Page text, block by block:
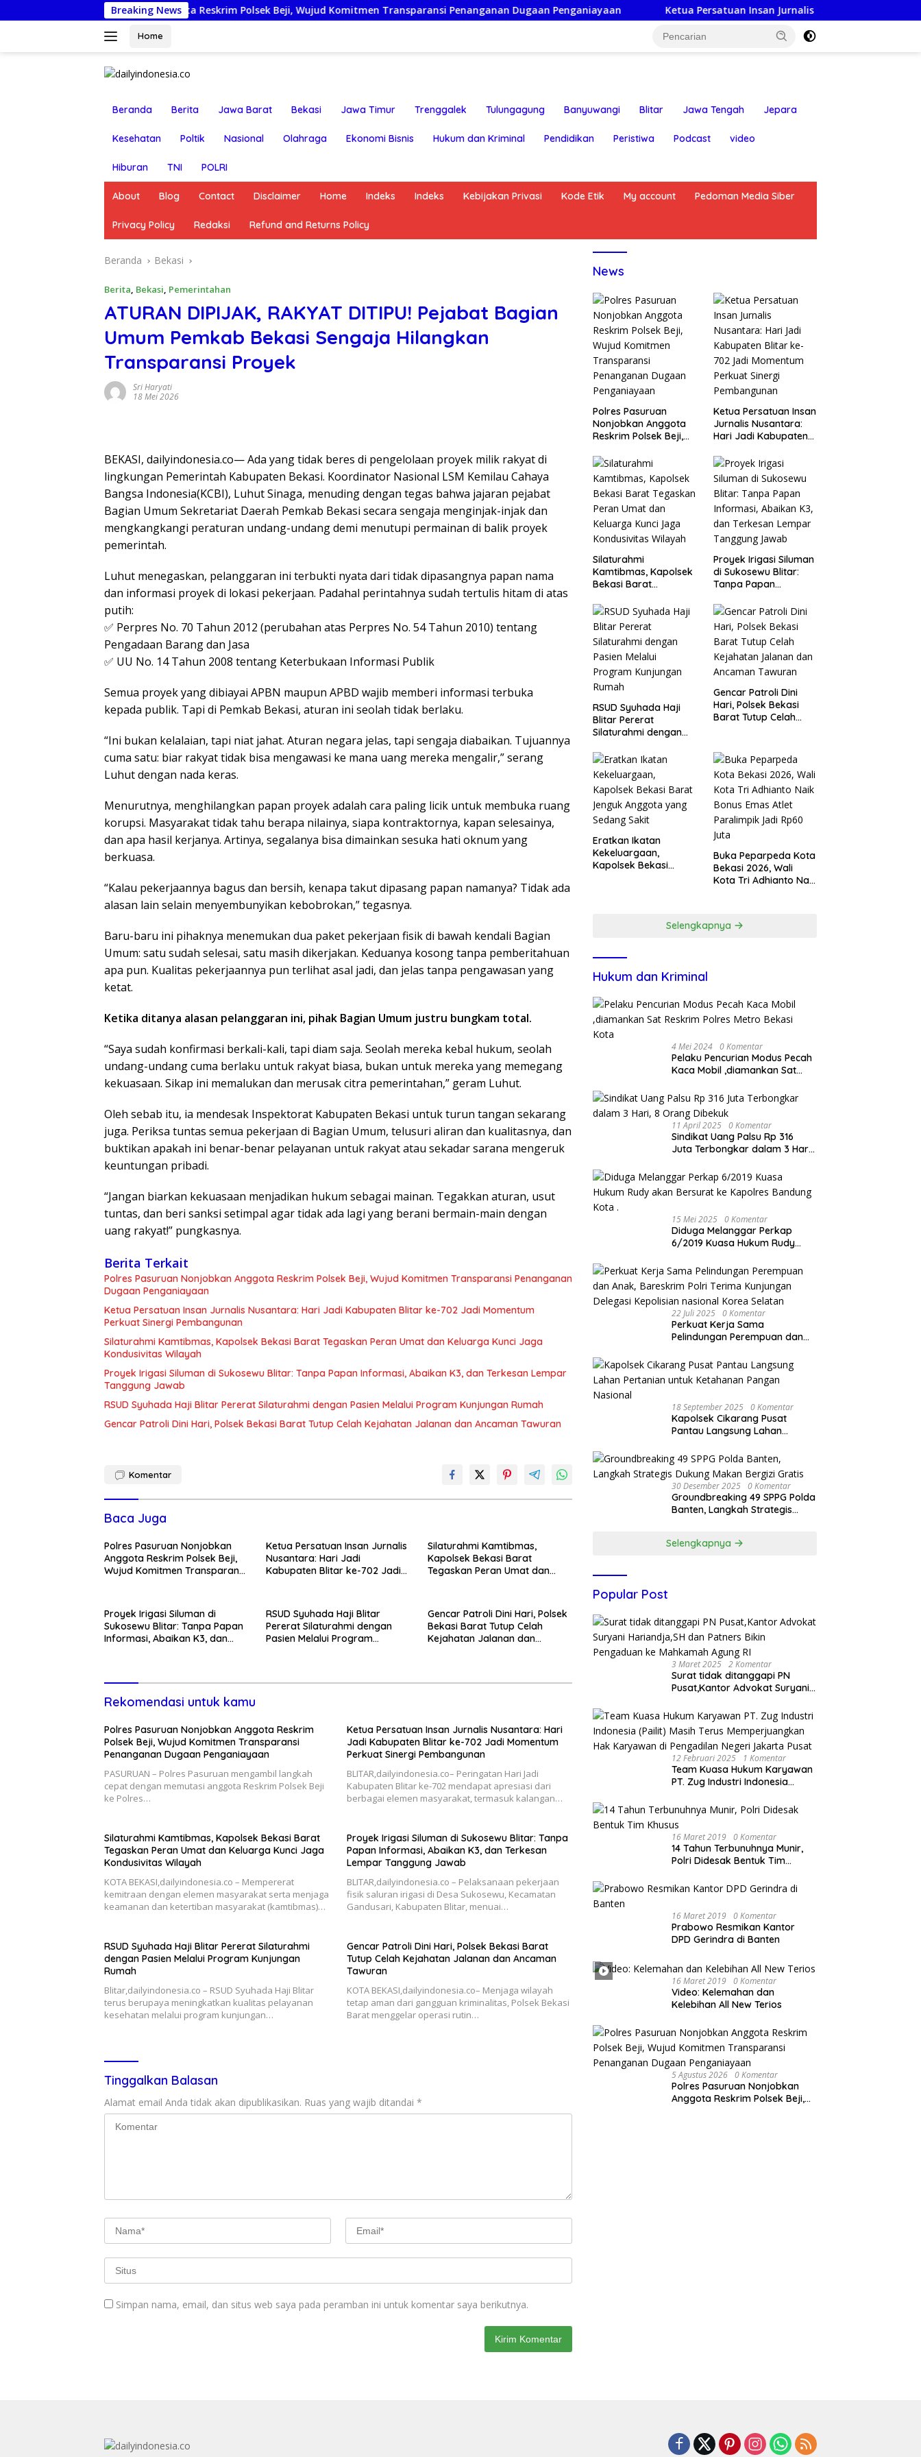
ke
Breaking News
Nonjobkan Anggota Reskrim Polsek Beji, Wujud Komitmen Transparansi Penanganan Dugaan Penganiayaan Ketua Persatuan Insan Jurnalis Nusantara: Hari Jadi Kabupaten
Home
Beranda Berita Jawa Barat Bekasi Jawa Timur Trenggalek Tulungagung Banyuwangi Blitar Jawa Tengah Jepara
Kesehatan Poltik Nasional Olahraga Ekonomi Bisnis Hukum dan Kriminal Pendidikan Peristiwa Podcast video
Hiburan TNI POLRI
About Blog Contact Disclaimer Home Indeks Indeks Kebijakan Privasi Kode Etik My account Pedoman Media Siber
Privacy Policy Redaksi Refund and Returns Policy
Beranda Bekasi
Berita, Bekasi, Pemerintahan
ATURAN DIPIJAK, RAKYAT DITIPU! Pejabat Bagian
Umum Pemkab Bekasi Sengaja Hilangkan
Transparansi Proyek
Sri Haryati
18 Mei 2026
BEKASI, dailyindonesia.co— Ada yang tidak beres di pengelolaan proyek milik rakyat di
lingkungan Pemerintah Kabupaten Bekasi. Koordinator Nasional LSM Kemilau Cahaya
Bangsa Indonesia(KCBI), Luhut Sinaga, menuding dengan tegas bahwa jajaran pejabat
Bagian Umum Sekretariat Daerah Pemkab Bekasi secara sengaja menginjak-injak dan
mengkangkangi peraturan undang-undang demi menutupi permainan di balik proyek
pemerintah.
Luhut menegaskan, pelanggaran ini terbukti nyata dari tidak dipasangnya papan nama
dan informasi proyek di lokasi pekerjaan. Padahal perintahnya sudah tertulis hitam di atas
putih:
✅ Perpres No. 70 Tahun 2012 (perubahan atas Perpres No. 54 Tahun 2010) tentang
Pengadaan Barang dan Jasa
✅ UU No. 14 Tahun 2008 tentang Keterbukaan Informasi Publik
Semua proyek yang dibiayai APBN maupun APBD wajib memberi informasi terbuka
kepada publik. Tapi di Pemkab Bekasi, aturan ini seolah tidak berlaku.
“Ini bukan kelalaian, tapi niat jahat. Aturan negara jelas, tapi sengaja diabaikan. Tujuannya
cuma satu: biar rakyat tidak bisa mengawasi ke mana uang mereka mengalir,” serang
Luhut dengan nada keras.
Menurutnya, menghilangkan papan proyek adalah cara paling licik untuk membuka ruang
korupsi. Masyarakat tidak tahu berapa nilainya, siapa kontraktornya, kapan selesainya,
dan apa hasil kerjanya. Artinya, segalanya bisa dimainkan sesuka hati oknum yang
berkuasa.
“Kalau pekerjaannya bagus dan bersih, kenapa takut dipasang papan namanya? Tidak ada
alasan lain selain menyembunyikan kebobrokan,” tegasnya.
Baru-baru ini pihaknya menemukan dua paket pekerjaan fisik di bawah kendali Bagian
Umum: satu sudah selesai, satu masih dikerjakan. Keduanya kosong tanpa pemberitahuan
apa pun. Kualitas pekerjaannya pun terlihat asal jadi, dan jelas tanpa pengawasan yang
ketat.
Ketika ditanya alasan pelanggaran ini, pihak Bagian Umum justru bungkam total.
“Saya sudah konfirmasi berkali-kali, tapi diam saja. Seolah mereka kebal hukum, seolah
undang-undang cuma berlaku untuk rakyat biasa, bukan untuk mereka yang memegang
kekuasaan. Sikap ini memalukan dan merusak citra pemerintahan,” geram Luhut.
Oleh sebab itu, ia mendesak Inspektorat Kabupaten Bekasi untuk turun tangan sekarang
juga. Periksa tuntas semua pekerjaan di Bagian Umum, telusuri aliran dan kualitasnya, dan
buktikan apakah ini benar-benar pelayanan untuk rakyat atau sekadar sarana mengeruk
keuntungan pribadi.
“Jangan biarkan kekuasaan menjadikan hukum sebagai mainan. Tegakkan aturan, usut
tuntas, dan beri sanksi setimpal agar tidak ada lagi yang berani bermain-main dengan
uang rakyat!” pungkasnya.
Berita Terkait
Polres Pasuruan Nonjobkan Anggota Reskrim Polsek Beji, Wujud Komitmen Transparansi Penanganan
Dugaan Penganiayaan
Ketua Persatuan Insan Jurnalis Nusantara: Hari Jadi Kabupaten Blitar ke-702 Jadi Momentum
Perkuat Sinergi Pembangunan
Silaturahmi Kamtibmas, Kapolsek Bekasi Barat Tegaskan Peran Umat dan Keluarga Kunci Jaga
Kondusivitas Wilayah
Proyek Irigasi Siluman di Sukosewu Blitar: Tanpa Papan Informasi, Abaikan K3, dan Terkesan Lempar
Tanggung Jawab
RSUD Syuhada Haji Blitar Pererat Silaturahmi dengan Pasien Melalui Program Kunjungan Rumah
Gencar Patroli Dini Hari, Polsek Bekasi Barat Tutup Celah Kejahatan Jalanan dan Ancaman Tawuran
Komentar
Baca Juga
Polres Pasuruan Nonjobkan
Anggota Reskrim Polsek Beji,
Wujud Komitmen Transparansi
Ketua Persatuan Insan Jurnalis
Nusantara: Hari Jadi
Kabupaten Blitar ke-702 Jadi
Silaturahmi Kamtibmas,
Kapolsek Bekasi Barat
Tegaskan Peran Umat dan
Proyek Irigasi Siluman di
Sukosewu Blitar: Tanpa Papan
Informasi, Abaikan K3, dan
RSUD Syuhada Haji Blitar
Pererat Silaturahmi dengan
Pasien Melalui Program
Gencar Patroli Dini Hari, Polsek
Bekasi Barat Tutup Celah
Kejahatan Jalanan dan
Rekomendasi untuk kamu
Polres Pasuruan Nonjobkan Anggota Reskrim
Polsek Beji, Wujud Komitmen Transparansi
Penanganan Dugaan Penganiayaan
PASURUAN – Polres Pasuruan mengambil langkah
cepat dengan memutasi anggota Reskrim Polsek Beji
ke Polres…
Ketua Persatuan Insan Jurnalis Nusantara: Hari
Jadi Kabupaten Blitar ke-702 Jadi Momentum
Perkuat Sinergi Pembangunan
BLITAR,dailyindonesia.co– Peringatan Hari Jadi
Kabupaten Blitar ke-702 mendapat apresiasi dari
berbagai elemen masyarakat, termasuk kalangan…
Silaturahmi Kamtibmas, Kapolsek Bekasi Barat
Tegaskan Peran Umat dan Keluarga Kunci Jaga
Kondusivitas Wilayah
KOTA BEKASI,dailyindonesia.co – Mempererat
kemitraan dengan elemen masyarakat serta menjaga
keamanan dan ketertiban masyarakat (kamtibmas)…
Proyek Irigasi Siluman di Sukosewu Blitar: Tanpa
Papan Informasi, Abaikan K3, dan Terkesan
Lempar Tanggung Jawab
BLITAR,dailyindonesia.co – Pelaksanaan pekerjaan
fisik saluran irigasi di Desa Sukosewu, Kecamatan
Gandusari, Kabupaten Blitar, menuai…
RSUD Syuhada Haji Blitar Pererat Silaturahmi
dengan Pasien Melalui Program Kunjungan
Rumah
Blitar,dailyindonesia.co – RSUD Syuhada Haji Blitar
terus berupaya meningkatkan kualitas pelayanan
kesehatan melalui program kunjungan…
Gencar Patroli Dini Hari, Polsek Bekasi Barat
Tutup Celah Kejahatan Jalanan dan Ancaman
Tawuran
KOTA BEKASI,dailyindonesia.co– Menjaga wilayah
tetap aman dari gangguan kriminalitas, Polsek Bekasi
Barat menggelar operasi rutin…
Tinggalkan Balasan
Alamat email Anda tidak akan dipublikasikan. Ruas yang wajib ditandai *
Simpan nama, email, dan situs web saya pada peramban ini untuk komentar saya berikutnya.
News
Polres Pasuruan
Nonjobkan Anggota
Reskrim Polsek Beji,
Transparansi
Penanganan Dugaan
Penganiayaan
Ketua Persatuan Insan
Jurnalis Nusantara:
Hari Jadi Kabupaten
Momentum Perkuat
Sinergi Pembangunan
Silaturahmi
Kamtibmas, Kapolsek
Bekasi Barat
dan Keluarga Kunci
Jaga Kondusivitas
Wilayah
Proyek Irigasi Siluman
di Sukosewu Blitar:
Tanpa Papan
dan Terkesan Lempar
Tanggung Jawab
RSUD Syuhada Haji
Blitar Pererat
Silaturahmi dengan
Program Kunjungan
Rumah
Gencar Patroli Dini
Hari, Polsek Bekasi
Barat Tutup Celah
Tawuran
Eratkan Ikatan
Kekeluargaan,
Kapolsek Bekasi
Buka Peparpeda Kota
Bekasi 2026, Wali
Kota Tri Adhianto Naik
Selengkapnya
Hukum dan Kriminal
4 Mei 2024 0 Komentar
Pelaku Pencurian Modus Pecah
Kaca Mobil ,diamankan Sat
Kota
11 April 2025 0 Komentar
Sindikat Uang Palsu Rp 316
Juta Terbongkar dalam 3 Hari,
15 Mei 2025 0 Komentar
Diduga Melanggar Perkap
6/2019 Kuasa Hukum Rudy
Bandung Kota .
22 Juli 2025 0 Komentar
Perkuat Kerja Sama
Pelindungan Perempuan dan
Kunjungan Delegasi Kepolisian
nasional Korea Selatan
18 September 2025 0 Komentar
Kapolsek Cikarang Pusat
Pantau Langsung Lahan
Pangan Nasional
30 Desember 2025 0 Komentar
Groundbreaking 49 SPPG Polda
Banten, Langkah Strategis
Selengkapnya
Popular Post
3 Maret 2025 2 Komentar
Surat tidak ditanggapi PN
Pusat,Kantor Advokat Suryani
Pengaduan ke Mahkamah
Agung RI
12 Februari 2025 1 Komentar
Team Kuasa Hukum Karyawan
PT. Zug Industri Indonesia
Memperjuangkan Hak
Karyawan di Pengadilan Negeri
Jakarta Pusat
16 Maret 2019 0 Komentar
14 Tahun Terbunuhnya Munir,
Polri Didesak Bentuk Tim
16 Maret 2019 0 Komentar
Prabowo Resmikan Kantor
DPD Gerindra di Banten
16 Maret 2019 0 Komentar
Video: Kelemahan dan
Kelebihan All New Terios
5 Agustus 2026 0 Komentar
Polres Pasuruan Nonjobkan
Anggota Reskrim Polsek Beji,